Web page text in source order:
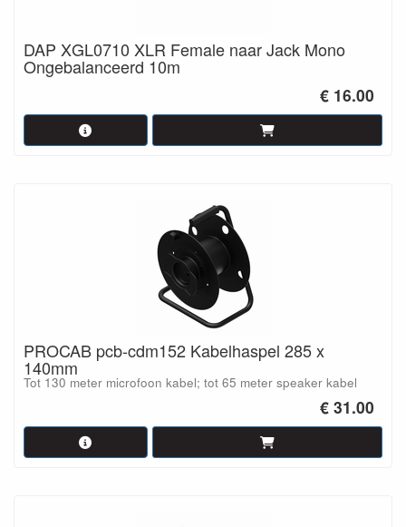
DAP XGL0710 XLR Female naar Jack Mono
Ongebalanceerd 10m
€ 16.00
PROCAB pcb-cdm152 Kabelhaspel 285 x
140mm
Tot 130 meter microfoon kabel; tot 65 meter speaker kabel
€ 31.00